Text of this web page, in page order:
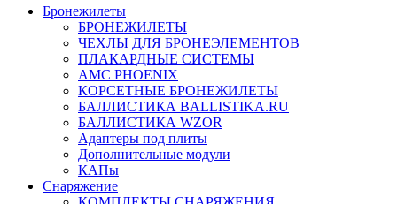
Бронежилеты
БРОНЕЖИЛЕТЫ
ЧЕХЛЫ ДЛЯ БРОНЕЭЛЕМЕНТОВ
ПЛАКАРДНЫЕ СИСТЕМЫ
АМС PHOENIX
КОРСЕТНЫЕ БРОНЕЖИЛЕТЫ
БАЛЛИСТИКА BALLISTIKA.RU
БАЛЛИСТИКА WZOR
Адаптеры под плиты
Дополнительные модули
КАПы
Снаряжение